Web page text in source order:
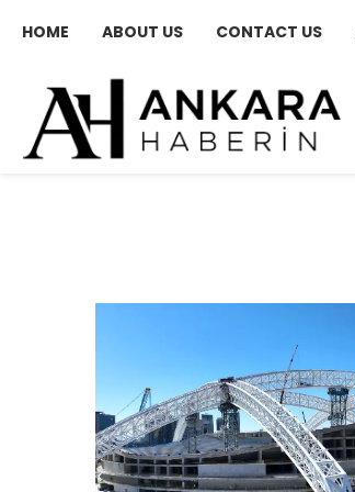
HOME ABOUT US CONTACT US